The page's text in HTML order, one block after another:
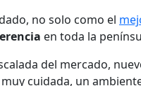
no solo como el
en toda la
del mercado,
cuidada, un